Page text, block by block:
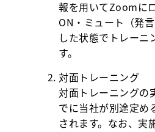
報を用いてZoomに
ON・ミュート（発
した状態でトレーニ
す。
対面トレーニング
対面トレーニングの
でに当社が別途定め
されます。なお、実